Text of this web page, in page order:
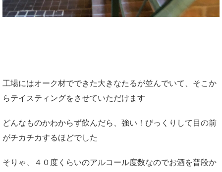
工場にはオーク材でできた大きなたるが並んでいて、そこか
らテイスティングをさせていただけます
どんなものかわからず飲んだら、強い！びっくりして目の前
がチカチカするほどでした
そりゃ、４０度くらいのアルコール度数なのでお酒を普段か